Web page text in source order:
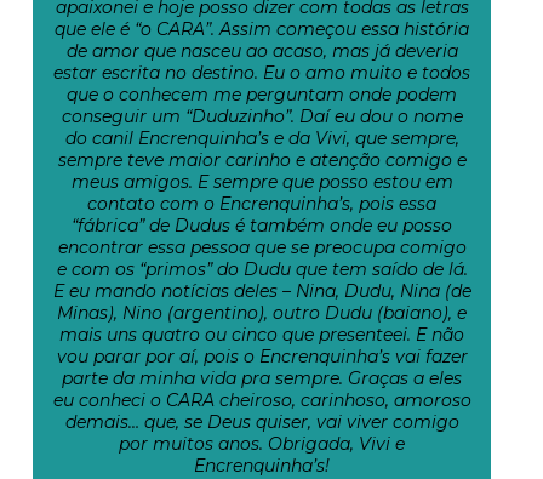
apaixonei e hoje posso dizer com todas as letras
que ele é “o CARA”. Assim começou essa história
de amor que nasceu ao acaso, mas já deveria
estar escrita no destino. Eu o amo muito e todos
que o conhecem me perguntam onde podem
conseguir um “Duduzinho”. Daí eu dou o nome
do canil Encrenquinha’s e da Vivi, que sempre,
sempre teve maior carinho e atenção comigo e
meus amigos. E sempre que posso estou em
contato com o Encrenquinha’s, pois essa
“fábrica” de Dudus é também onde eu posso
encontrar essa pessoa que se preocupa comigo
e com os “primos” do Dudu que tem saído de lá.
E eu mando notícias deles – Nina, Dudu, Nina (de
Minas), Nino (argentino), outro Dudu (baiano), e
mais uns quatro ou cinco que presenteei. E não
vou parar por aí, pois o Encrenquinha’s vai fazer
parte da minha vida pra sempre. Graças a eles
eu conheci o CARA cheiroso, carinhoso, amoroso
demais… que, se Deus quiser, vai viver comigo
por muitos anos. Obrigada, Vivi e
Encrenquinha’s!